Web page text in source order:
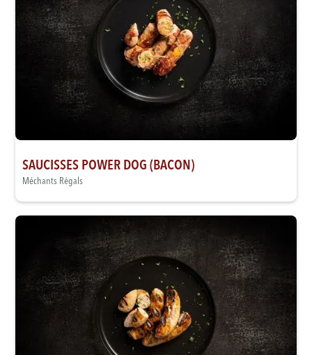
SAUCISSES POWER DOG (BACON)
Méchants Régals